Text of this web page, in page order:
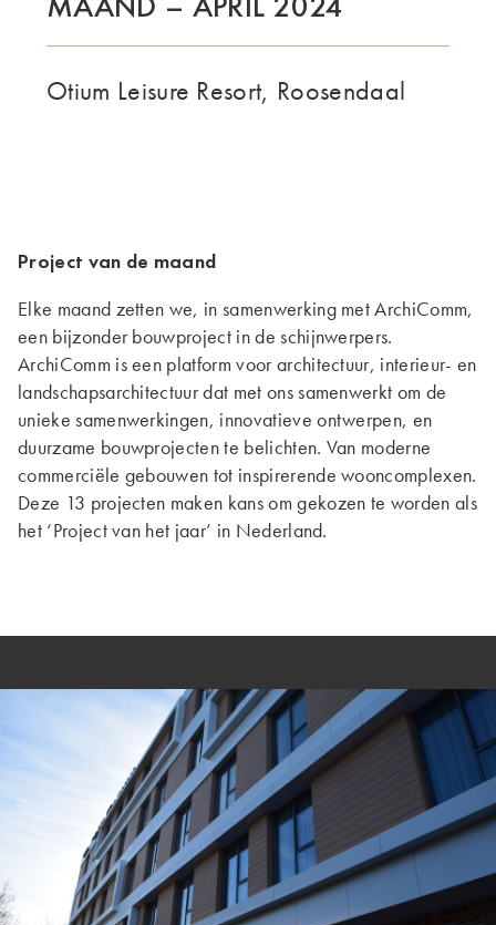
Otium Leisure Resort, Roosendaal
Project van de maand
Elke maand zetten we, in samenwerking met ArchiComm,
een bijzonder bouwproject in de schijnwerpers.
ArchiComm is een platform voor architectuur, interieur- en
landschapsarchitectuur dat met ons samenwerkt om de
unieke samenwerkingen, innovatieve ontwerpen, en
duurzame bouwprojecten te belichten. Van moderne
commerciële gebouwen tot inspirerende wooncomplexen.
Deze 13 projecten maken kans om gekozen te worden als
het ‘Project van het jaar’ in Nederland.